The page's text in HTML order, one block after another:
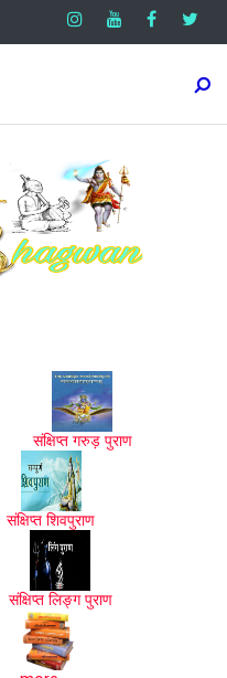
संक्षिप्त गरुड़ पुराण
संक्षिप्त शिवपुराण
संक्षिप्त लिङ्ग पुराण